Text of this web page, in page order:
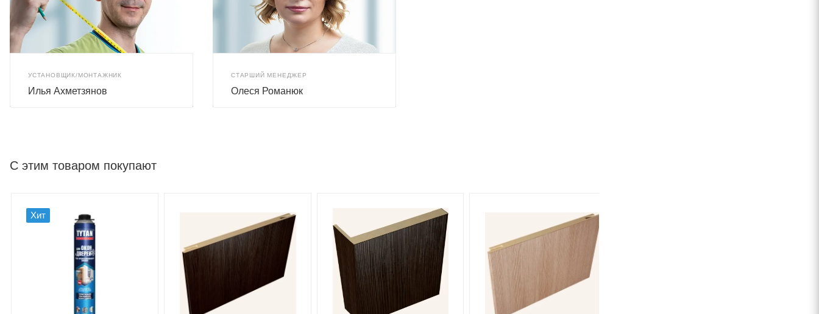
УСТАНОВЩИК/МОНТАЖНИК
Илья Ахметзянов
СТАРШИЙ МЕНЕДЖЕР
Олеся Романюк
С этим товаром покупают
Хит